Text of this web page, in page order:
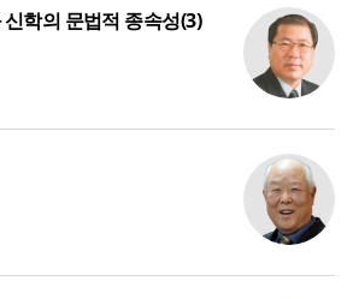
학의 문법적 종속성(3)